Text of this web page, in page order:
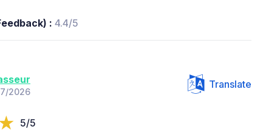
: 4.4/5
2026
Translate
5/5